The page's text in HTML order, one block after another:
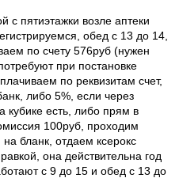
с пятиэтажки возле аптеки
обед с 13 до 14,
по счету 576руб (нужен
при постановке
по реквизитам счет,
либо 5%, если через
кубике есть, либо прям в
100руб, проходим
бланк, отдаем ксерокс
она действительна год
с 9 до 15 и обед с 13 до